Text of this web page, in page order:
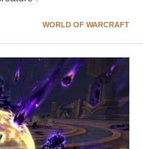
WORLD OF WARCRAFT